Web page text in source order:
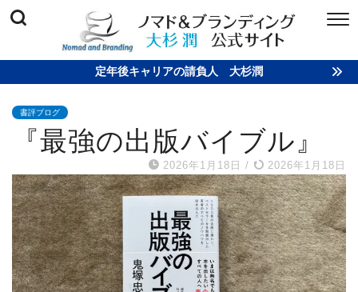
定年後キャリアの請負人 大杉潤
書評ブログ
『最強の出版バイブル』
2026年1月18日 / 2026年1月18日